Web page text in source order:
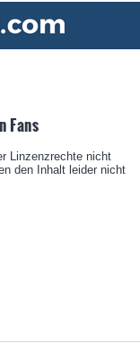
Fans
Linzenzrechte nicht
den Inhalt leider nicht